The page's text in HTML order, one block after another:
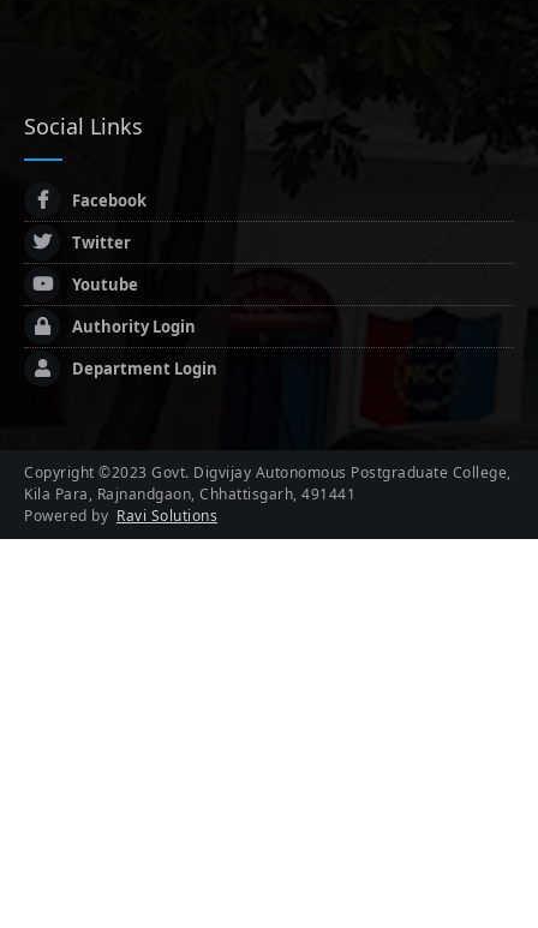
Social Links
Facebook
Twitter
Youtube
Authority Login
Department Login
Copyright ©2023 Govt. Digvijay Autonomous Postgraduate College,
Kila Para, Rajnandgaon, Chhattisgarh, 491441
Powered by Ravi Solutions